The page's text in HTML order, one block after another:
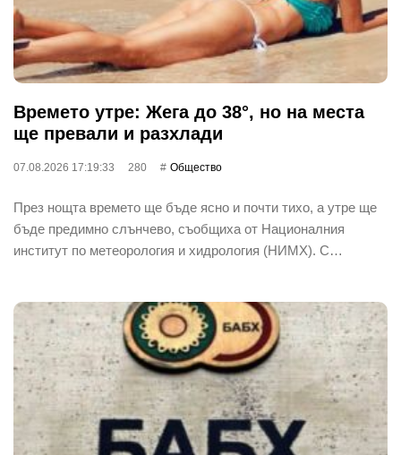
Времето утре: Жега до 38°, но на места
ще превали и разхлади
07.08.2026 17:19:33 280 Общество
През нощта времето ще бъде ясно и почти тихо, а утре ще
бъде предимно слънчево, съобщиха от Националния
институт по метеорология и хидрология (НИМХ). С…